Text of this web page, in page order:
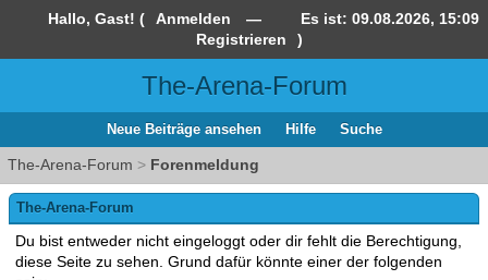
Es ist: 09.08.2026, 15:09
Hallo, Gast! ( Anmelden
—
Registrieren
)
The-Arena-Forum
Neue Beiträge ansehen Hilfe Suche
The-Arena-Forum > Forenmeldung
The-Arena-Forum
Du bist entweder nicht eingeloggt oder dir fehlt die Berechtigung,
diese Seite zu sehen. Grund dafür könnte einer der folgenden